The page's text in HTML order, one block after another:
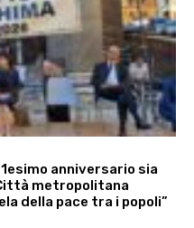
anniversario sia
metropolitana
della pace tra i popoli”